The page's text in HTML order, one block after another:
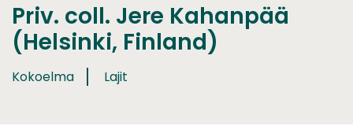
Priv. coll. Jere Kahanpää
(Helsinki, Finland)
Kokoelma Lajit